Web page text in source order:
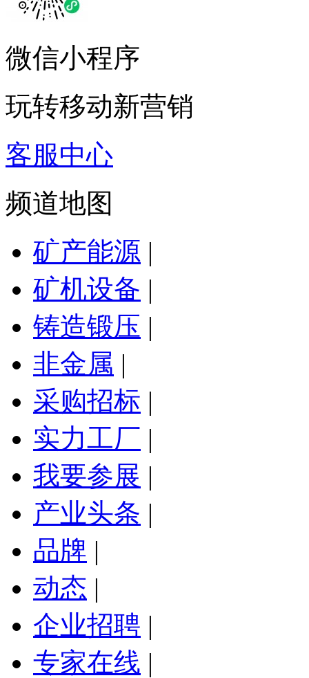
微信小程序
玩转移动新营销
客服中心
频道地图
矿产能源 |
矿机设备 |
铸造锻压 |
非金属 |
采购招标 |
实力工厂 |
我要参展 |
产业头条 |
品牌 |
动态 |
企业招聘 |
专家在线 |